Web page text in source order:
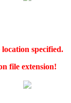
specified.
file extension!